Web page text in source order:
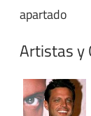
apartado
Artistas y